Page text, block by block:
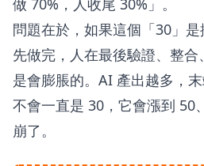
做 70%，人收尾 30%」。
問題在於，如果這個「30」
先做完，人在最後驗證、整
是會膨脹的。AI 產出越多，
不會一直是 30，它會漲到 50
崩了。